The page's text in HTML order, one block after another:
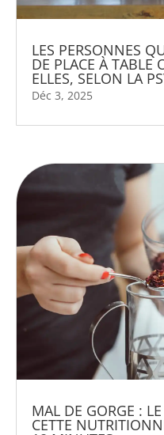
LES PERSONNES
DE PLACE À TABLE
ELLES, SELON LA
Déc 3, 2025
MAL DE GORGE :
CETTE